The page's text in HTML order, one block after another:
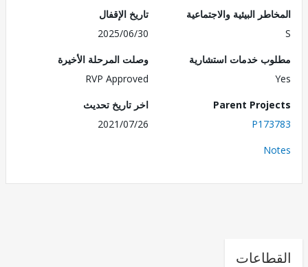
البيئية والاجتماعية
تاريخ الإقفال
2025/06/30
خدمات استشارية
وصلت المرحلة الأخيرة
RVP Approved
Parent
اخر تاريخ تحديث
2021/07/26